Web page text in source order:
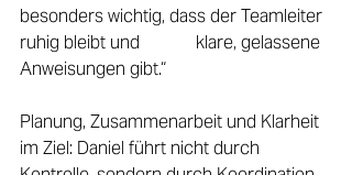
besonders wichtig, dass der Teamleiter
ruhig bleibt und 		klare, gelassene
Anweisungen gibt.“
Planung, Zusammenarbeit und Klarheit
im Ziel: Daniel führt nicht durch